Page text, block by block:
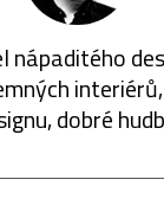
nápaditého
dobré